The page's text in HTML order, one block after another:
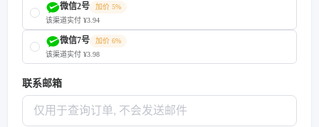
微信2号
加价 5%
该渠道实付 ¥3.94
微信7号
加价 6%
该渠道实付 ¥3.98
联系邮箱